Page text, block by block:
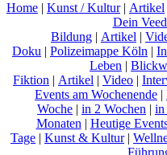
Home | Kunst / Kultur| Artikel
Dein
Bildung | Artikel |
Doku | Polizeimappe Köln |
Leben |
Fiktion | Artikel | Video |
Events am Wochenende |
Woche | in 2 Wochen | in
Monaten | Heutige
Tage | Kunst & Kultur|